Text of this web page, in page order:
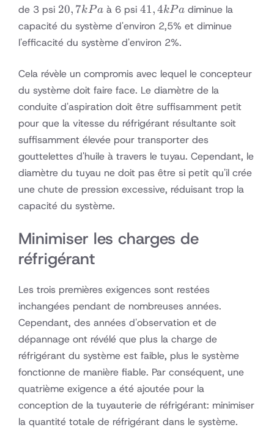
de 3 psi 20,7
kPa
20, 7k Paà 6 psi 41,4
kPa
41,4kPa diminue la
capacité du système d'environ 2,5% et diminue
l'efficacité du système d'environ 2%.
Cela révèle un compromis avec lequel le concepteur
du système doit faire face. Le diamètre de la
conduite d'aspiration doit être suffisamment petit
pour que la vitesse du réfrigérant résultante soit
suffisamment élevée pour transporter des
gouttelettes d'huile à travers le tuyau. Cependant, le
diamètre du tuyau ne doit pas être si petit qu'il crée
une chute de pression excessive, réduisant trop la
capacité du système.
Minimiser les charges de
réfrigérant
Les trois premières exigences sont restées
inchangées pendant de nombreuses années.
Cependant, des années d'observation et de
dépannage ont révélé que plus la charge de
réfrigérant du système est faible, plus le système
fonctionne de manière fiable. Par conséquent, une
quatrième exigence a été ajoutée pour la
conception de la tuyauterie de réfrigérant: minimiser
la quantité totale de réfrigérant dans le système.